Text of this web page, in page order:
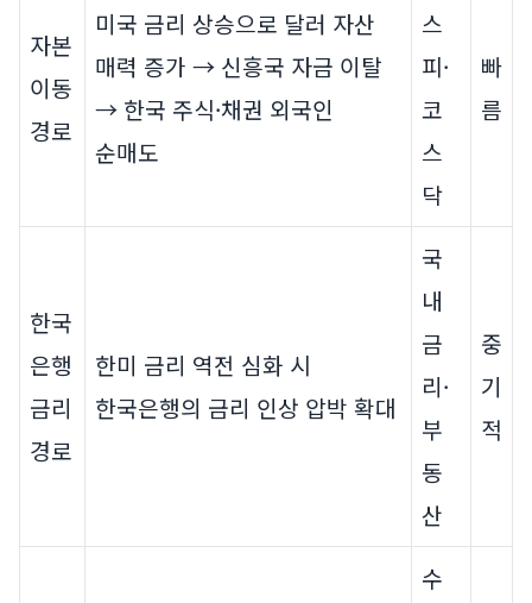
자본
이동
경로
미국 금리 상승으로 달러 자산
매력 증가 → 신흥국 자금 이탈
→ 한국 주식·채권 외국인
순매도
스
피·
코
스
닥
빠
름
한국
은행
금리
경로
한미 금리 역전 심화 시
한국은행의 금리 인상 압박 확대
국
내
금
리·
부
동
산
중
기
적
수